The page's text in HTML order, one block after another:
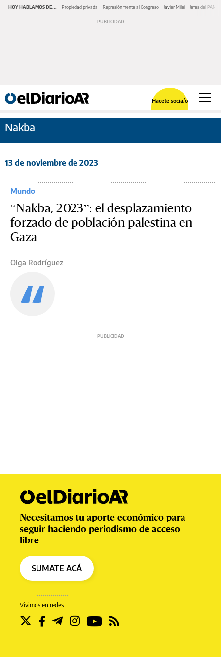
HOY HABLAMOS DE... Propiedad privada Represión frente al Congreso Javier Milei Jefes del PAMI
Hacete socia/o
Nakba
13 de noviembre de 2023
Mundo
“Nakba, 2023”: el desplazamiento
forzado de población palestina en
Gaza
Olga Rodríguez
Vivimos en redes
Necesitamos tu aporte económico para
seguir haciendo periodismo de acceso
libre
SUMATE ACÁ